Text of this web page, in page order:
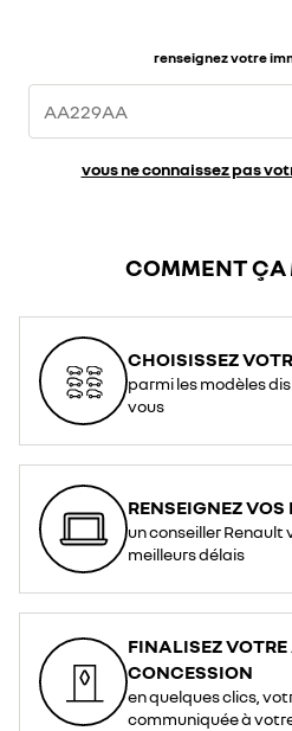
renseignez votre
vous ne connaissez pas
COMMENT ÇA
CHOISISSEZ
parmi les modèles
vous
RENSEIGNEZ
un conseiller
meilleurs délais
FINALISEZ
CONCESSION
en quelques clics,
communiquée à